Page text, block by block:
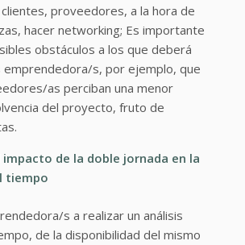
proveedores, a la hora de
hacer networking; Es importante
obstáculos a los que deberá
s, por ejemplo, que
as perciban una menor
del proyecto, fruto de
de la doble jornada en la
tiempo
s a realizar un análisis
de la disponibilidad del mismo